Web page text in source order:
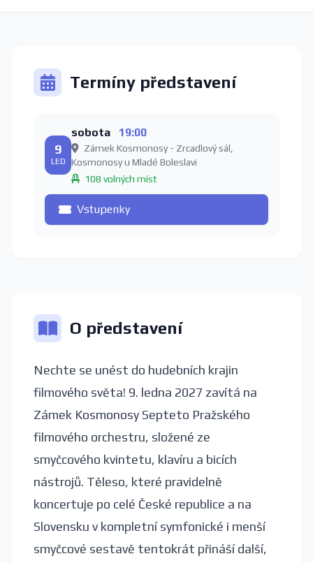
Termíny představení
9
LED
sobota 19:00
Zámek Kosmonosy - Zrcadlový sál,
Kosmonosy u Mladé Boleslavi
108 volných míst
Vstupenky
O představení
Nechte se unést do hudebních krajin
filmového světa! 9. ledna 2027 zavítá na
Zámek Kosmonosy Septeto Pražského
filmového orchestru, složené ze
smyčcového kvintetu, klavíru a bicích
nástrojů. Těleso, které pravidelně
koncertuje po celé České republice a na
Slovensku v kompletní symfonické i menší
smyčcové sestavě tentokrát přináší další,